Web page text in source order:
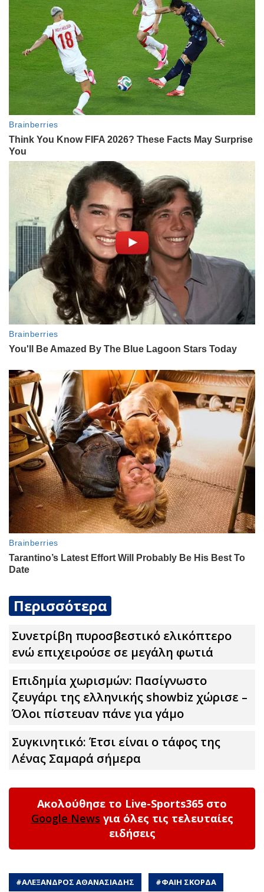
Περισσότερα
Συνετρίβη πυροσβεστικό ελικόπτερο
ενώ επιχειρούσε σε μεγάλη φωτιά
Επιδημία χωρισμών: Πασίγνωστο
ζευγάρι της ελληνικής showbiz χώρισε –
Όλοι πίστευαν πάνε για γάμο
Συγκινητικό: Έτσι είναι ο τάφος της
Λένας Σαμαρά σήμερα
Ακολούθησε το Live-Sports365 στο
Google News για όλες τις τελευταίες
ειδήσεις
#ΑΛΕΞΑΝΔΡΟΣ ΑΘΑΝΑΣΙΑΔΗΣ #ΦΑΙΗ ΣΚΟΡΔΑ